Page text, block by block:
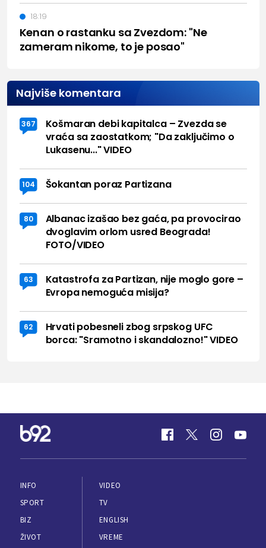
Kenan o rastanku sa Zvezdom: "Ne
zameram nikome, to je posao"
18:19
Najviše komentara
367
Košmaran debi kapitalca – Zvezda se
vraća sa zaostatkom; "Da zaključimo o
Lukasenu..." VIDEO
104 Šokantan poraz Partizana
80
Albanac izašao bez gaća, pa provocirao
dvoglavim orlom usred Beograda!
FOTO/VIDEO
63
Katastrofa za Partizan, nije moglo gore –
Evropa nemoguća misija?
62
Hrvati pobesneli zbog srpskog UFC
borca: "Sramotno i skandalozno!" VIDEO
INFO
SPORT
BIZ
ŽIVOT
VIDEO
TV
ENGLISH
VREME